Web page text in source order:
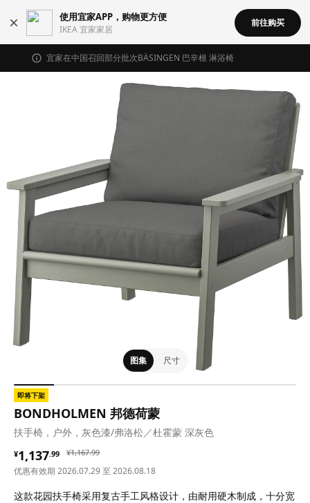
使用宜家APP，购物更方便
IKEA 宜家家居
前往购买
宜家在中国召回部分批次BÄSINGEN 巴辛根 淋浴椅
图集 尺寸
即将下架
BONDHOLMEN 邦德荷蒙
扶手椅，户外，灰色漆/弗洛松／杜霍蒙 深灰色
¥1,167.99
¥ 1167.99
¥1,137.99
¥ 1137.99
优惠有效期 2026.07.29 至 2026.08.18
这款花园扶手椅采用复古手工风格设计，由耐用硬木制成，十分宽